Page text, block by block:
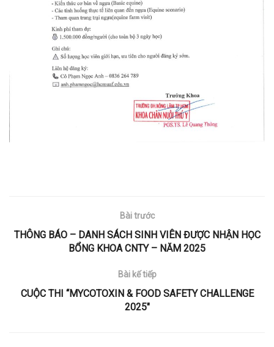
Bài trước
THÔNG BÁO – DANH SÁCH SINH VIÊN ĐƯỢC NHẬN HỌC
BỔNG KHOA CNTY – NĂM 2025
Bài kế tiếp
CUỘC THI “MYCOTOXIN & FOOD SAFETY CHALLENGE
2025″